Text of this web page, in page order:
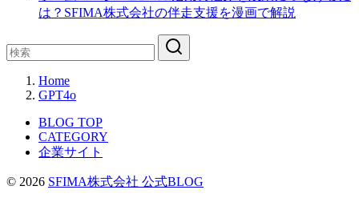
は？SFIMA株式会社の伴走支援を漫画で解説
Home
GPT4o
BLOG TOP
CATEGORY
企業サイト
© 2026 SFIMA株式会社 公式BLOG